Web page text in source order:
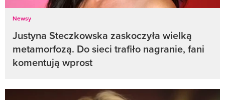
Newsy
Justyna Steczkowska zaskoczyła wielką
metamorfozą. Do sieci trafiło nagranie, fani
komentują wprost